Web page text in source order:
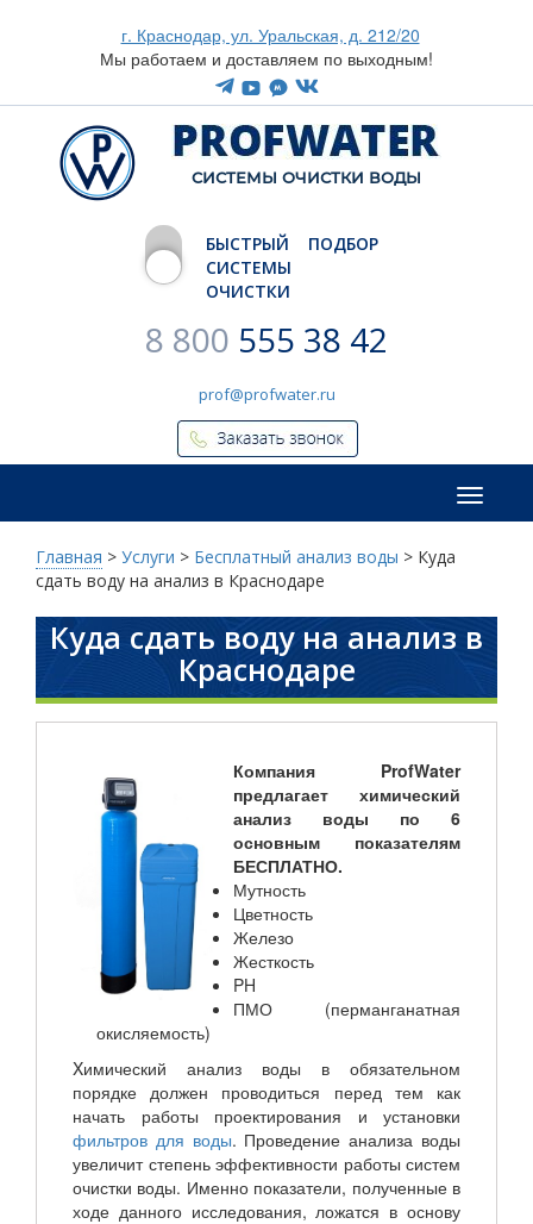
г. Краснодар, ул. Уральская, д. 212/20
Мы работаем и доставляем по выходным!
CИСТЕМЫ ОЧИСТКИ ВОДЫ
БЫСТРЫЙ ПОДБОР
СИСТЕМЫ
ОЧИСТКИ
8 800 555 38 42
prof@profwater.ru
Меню
Главная > Услуги > Бесплатный анализ воды > Куда
сдать воду на анализ в Краснодаре
Куда сдать воду на анализ в
Краснодаре
Компания ProfWater
предлагает химический
анализ воды по 6
основным показателям
БЕСПЛАТНО.
Мутность
Цветность
Железо
Жесткость
PH
ПМО (перманганатная
окисляемость)
Xимический анализ воды в обязательном
порядке должен проводиться перед тем как
начать работы проектирования и установки
фильтров для воды. Проведение анализа воды
увеличит степень эффективности работы систем
очистки воды. Именно показатели, полученные в
ходе данного исследования, ложатся в основу